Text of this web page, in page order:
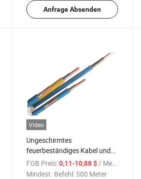
Anfrage Absenden
Video
Ungeschirmtes
feuerbeständiges Kabel und
Alarmdrahtkabel 0.6/1kv
10X0.5mm2
FOB Preis: 0,11-10,88 $ / Meter
Mindest. Befehl: 500 Meter